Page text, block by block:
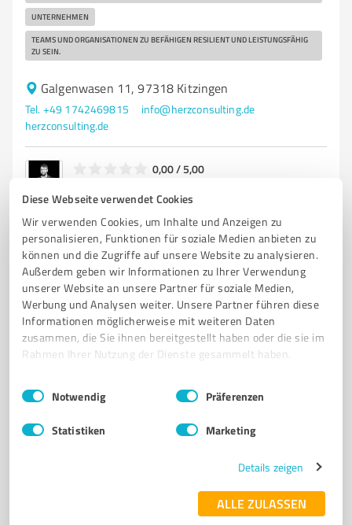
Diese Webseite verwendet Cookies
Wir verwenden Cookies, um Inhalte und Anzeigen zu
personalisieren, Funktionen für soziale Medien anbieten zu
können und die Zugriffe auf unsere Website zu analysieren.
Außerdem geben wir Informationen zu Ihrer Verwendung
unserer Website an unsere Partner für soziale Medien,
Werbung und Analysen weiter. Unsere Partner führen diese
Informationen möglicherweise mit weiteren Daten
zusammen, die Sie ihnen bereitgestellt haben oder die sie im
Rahmen Ihrer Nutzung der Dienste gesammelt haben.
Impressum Datenschutzbestimmungen
Einwilligungsauswahl
Notwendig Präferenzen
Statistiken Marketing
Details zeigen
ALLE ZULASSEN
UNTERNEHMEN
TEAMS UND ORGANISATIONEN ZU BEFÄHIGEN RESILIENT UND LEISTUNGSFÄHIG
ZU SEIN.
Galgenwasen 11, 97318 Kitzingen
Tel. +49 1742469815
info@herzconsulting.de
herzconsulting.de
0,00 / 5,00
Sie möchten auch hier gelistet werden?
Kunden empfohlener ProvenExpert!
1